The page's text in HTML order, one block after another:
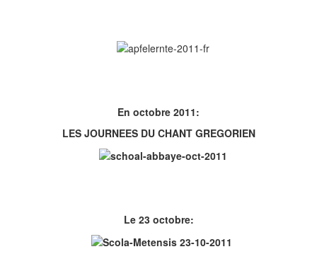
En octobre 2011:
LES JOURNEES DU CHANT GREGORIEN
Le 23 octobre: